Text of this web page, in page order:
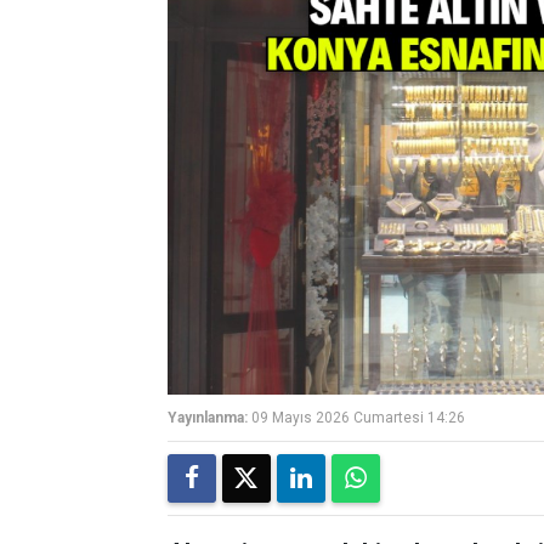
Yayınlanma: 09 Mayıs 2026 Cumartesi 14:26